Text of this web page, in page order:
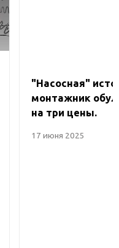
"Насосная"
монтажник
на три цены.
17 июня 2025